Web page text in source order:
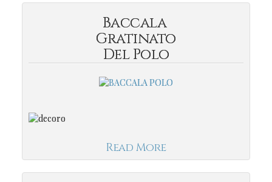
Baccala
Gratinato
Del Polo
Read More